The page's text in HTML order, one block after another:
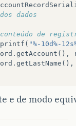
dados
de
printf ( "%-10d%-
. getAccount (),
. getLastName (),
e de modo